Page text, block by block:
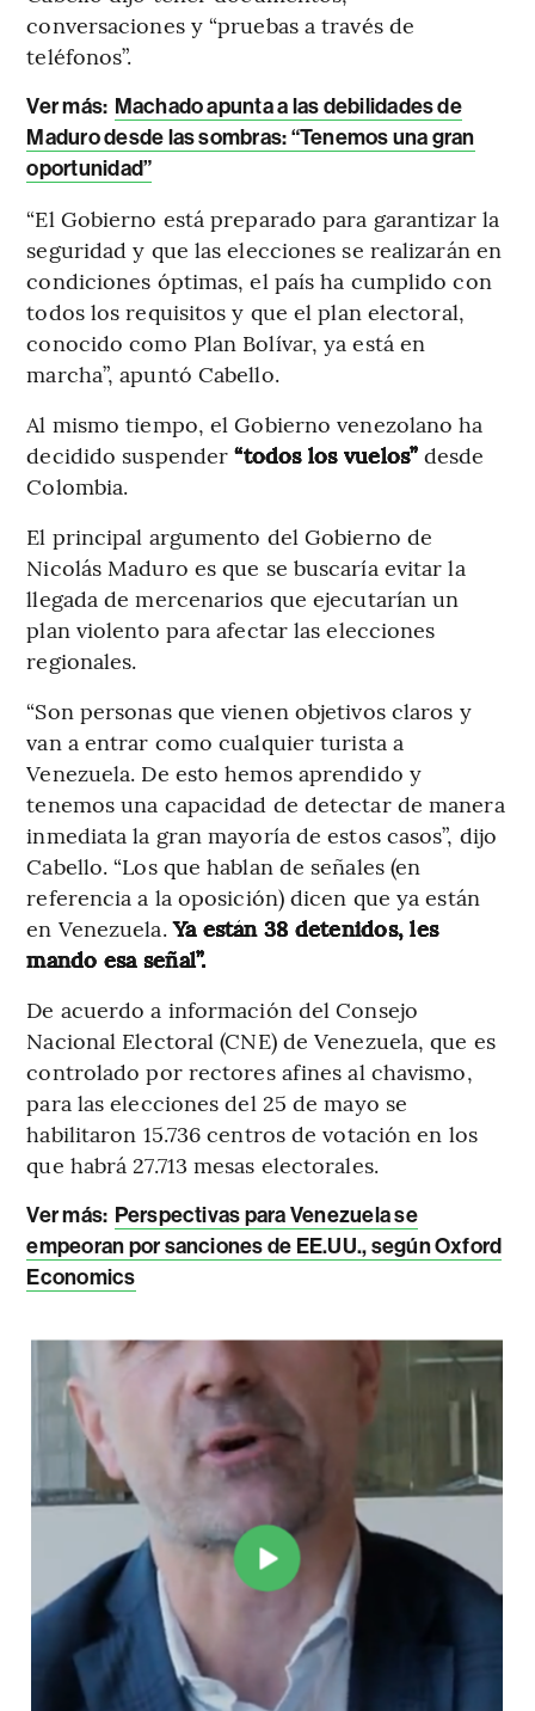
conversaciones y “pruebas a través de
teléfonos”.
Ver más: Machado apunta a las debilidades de
Maduro desde las sombras: “Tenemos una gran
oportunidad”
“El Gobierno está preparado para garantizar la
seguridad y que las elecciones se realizarán en
condiciones óptimas, el país ha cumplido con
todos los requisitos y que el plan electoral,
conocido como Plan Bolívar, ya está en
marcha”, apuntó Cabello.
Al mismo tiempo, el Gobierno venezolano ha
decidido suspender“todos los vuelos”desde
Colombia.
El principal argumento del Gobierno de
Nicolás Maduro es que se buscaría evitar la
llegada de mercenarios que ejecutarían un
plan violento para afectar las elecciones
regionales.
“Son personas que vienen objetivos claros y
van a entrar como cualquier turista a
Venezuela. De esto hemos aprendido y
tenemos una capacidad de detectar de manera
inmediata la gran mayoría de estos casos”, dijo
Cabello. “Los que hablan de señales (en
referencia a la oposición) dicen que ya están
en Venezuela.Ya están 38 detenidos, les
mando esa señal”.
De acuerdo a información del Consejo
Nacional Electoral (CNE) de Venezuela, que es
controlado por rectores afines al chavismo,
para las elecciones del 25 de mayo se
habilitaron 15.736 centros de votación en los
que habrá 27.713 mesas electorales.
Ver más: Perspectivas para Venezuela se
empeoran por sanciones de EE.UU., según Oxford
Economics